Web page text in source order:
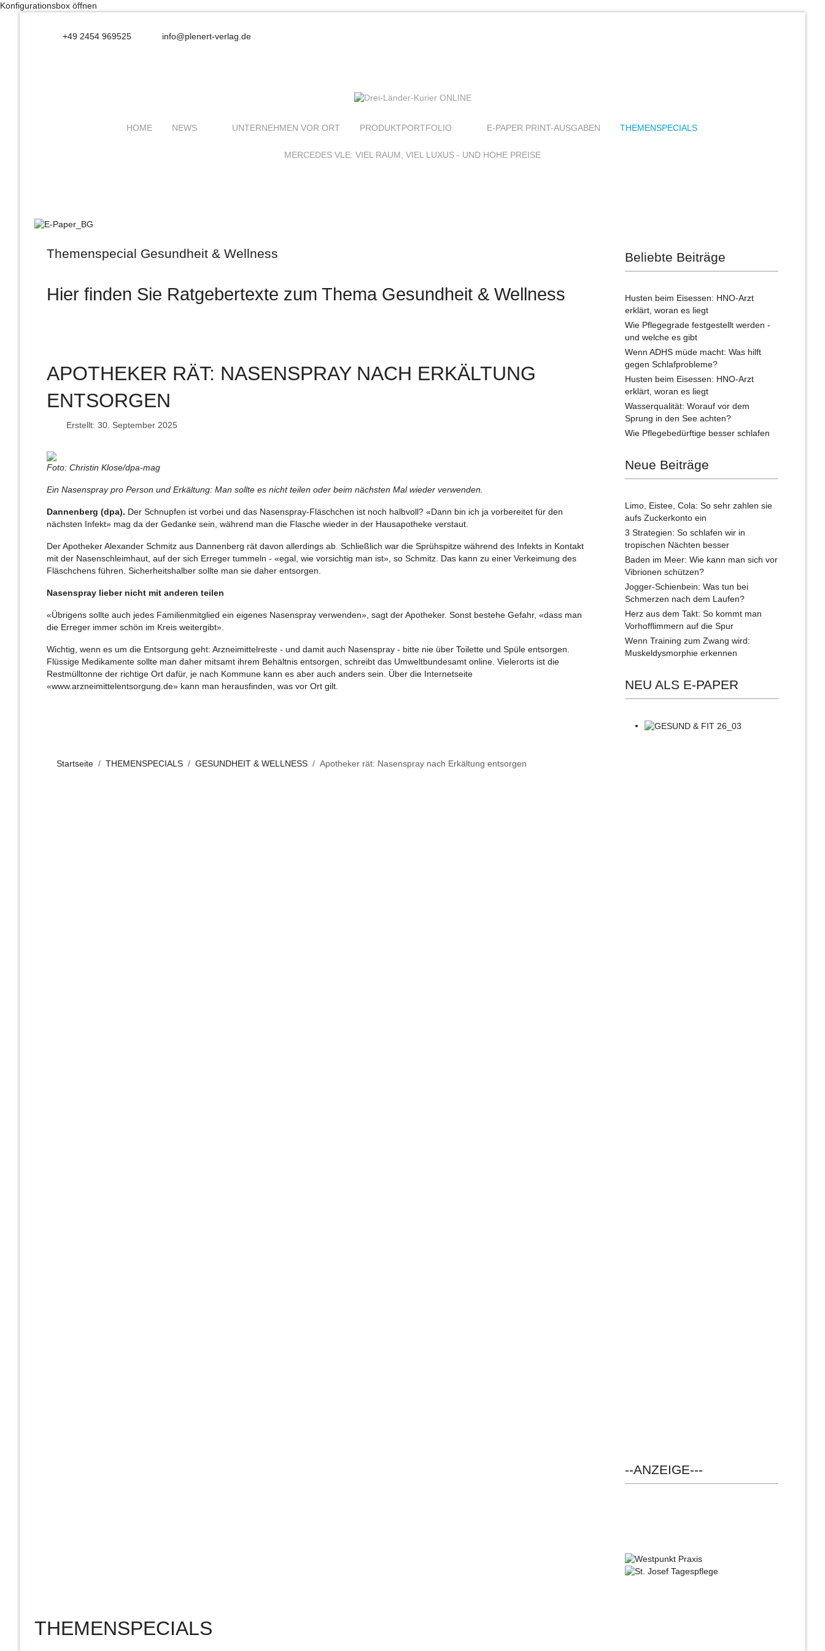
Konfigurationsbox öffnen
+49 2454 969525 info@plenert-verlag.de
HOME NEWS UNTERNEHMEN VOR ORT PRODUKTPORTFOLIO E-PAPER PRINT-AUSGABEN THEMENSPECIALS
MERCEDES VLE: VIEL RAUM, VIEL LUXUS - UND HOHE PREISE
Themenspecial Gesundheit & Wellness
Hier finden Sie Ratgebertexte zum Thema Gesundheit & Wellness
APOTHEKER RÄT: NASENSPRAY NACH ERKÄLTUNG
ENTSORGEN
Erstellt: 30. September 2025
Foto: Christin Klose/dpa-mag
Ein Nasenspray pro Person und Erkältung: Man sollte es nicht teilen oder beim nächsten Mal wieder verwenden.
Dannenberg (dpa). Der Schnupfen ist vorbei und das Nasenspray-Fläschchen ist noch halbvoll? «Dann bin ich ja vorbereitet für den
nächsten Infekt» mag da der Gedanke sein, während man die Flasche wieder in der Hausapotheke verstaut.
Der Apotheker Alexander Schmitz aus Dannenberg rät davon allerdings ab. Schließlich war die Sprühspitze während des Infekts in Kontakt
mit der Nasenschleimhaut, auf der sich Erreger tummeln - «egal, wie vorsichtig man ist», so Schmitz. Das kann zu einer Verkeimung des
Fläschchens führen. Sicherheitshalber sollte man sie daher entsorgen.
Nasenspray lieber nicht mit anderen teilen
«Übrigens sollte auch jedes Familienmitglied ein eigenes Nasenspray verwenden», sagt der Apotheker. Sonst bestehe Gefahr, «dass man
die Erreger immer schön im Kreis weitergibt».
Wichtig, wenn es um die Entsorgung geht: Arzneimittelreste - und damit auch Nasenspray - bitte nie über Toilette und Spüle entsorgen.
Flüssige Medikamente sollte man daher mitsamt ihrem Behältnis entsorgen, schreibt das Umweltbundesamt online. Vielerorts ist die
Restmülltonne der richtige Ort dafür, je nach Kommune kann es aber auch anders sein. Über die Internetseite
«www.arzneimittelentsorgung.de» kann man herausfinden, was vor Ort gilt.
Startseite THEMENSPECIALS GESUNDHEIT & WELLNESS Apotheker rät: Nasenspray nach Erkältung entsorgen
Beliebte Beiträge
Husten beim Eisessen: HNO-Arzt
erklärt, woran es liegt
Wie Pflegegrade festgestellt werden -
und welche es gibt
Wenn ADHS müde macht: Was hilft
gegen Schlafprobleme?
Husten beim Eisessen: HNO-Arzt
erklärt, woran es liegt
Wasserqualität: Worauf vor dem
Sprung in den See achten?
Wie Pflegebedürftige besser schlafen
Neue Beiträge
Limo, Eistee, Cola: So sehr zahlen sie
aufs Zuckerkonto ein
3 Strategien: So schlafen wir in
tropischen Nächten besser
Baden im Meer: Wie kann man sich vor
Vibrionen schützen?
Jogger-Schienbein: Was tun bei
Schmerzen nach dem Laufen?
Herz aus dem Takt: So kommt man
Vorhofflimmern auf die Spur
Wenn Training zum Zwang wird:
Muskeldysmorphie erkennen
NEU ALS E-PAPER
--ANZEIGE---
THEMENSPECIALS